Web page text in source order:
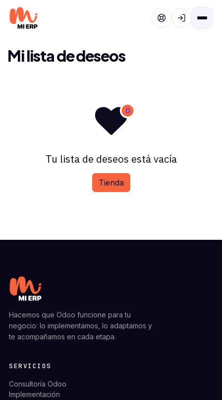
Ir al contenido
Mi lista de deseos
Tu lista de deseos está vacía
Tienda
Hacemos que Odoo funcione para tu
negocio: lo implementamos, lo adaptamos y
te acompañamos en cada etapa.
SERVICIOS
Consultoría Odoo
Implementación